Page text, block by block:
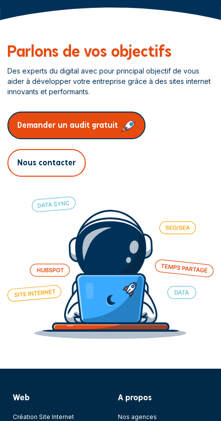
Parlons de vos objectifs
Des experts du digital avec pour principal objectif de vous
aider à développer votre entreprise grâce à des sites internet
innovants et performants.
Demander un audit gratuit
Nous contacter
Web
Création Site Internet
A propos
Nos agences